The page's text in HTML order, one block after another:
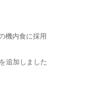
機内食に採用
追加しました